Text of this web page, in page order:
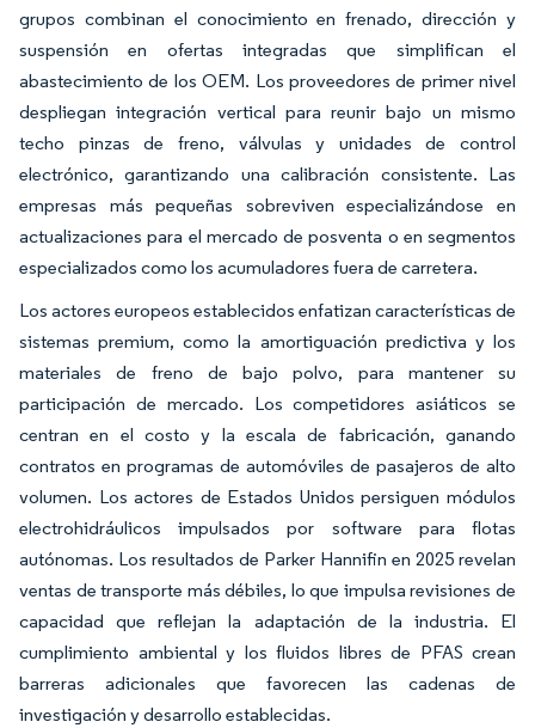
grupos combinan el conocimiento en frenado, dirección y
suspensión en ofertas integradas que simplifican el
abastecimiento de los OEM. Los proveedores de primer nivel
despliegan integración vertical para reunir bajo un mismo
techo pinzas de freno, válvulas y unidades de control
electrónico, garantizando una calibración consistente. Las
empresas más pequeñas sobreviven especializándose en
actualizaciones para el mercado de posventa o en segmentos
especializados como los acumuladores fuera de carretera.
Los actores europeos establecidos enfatizan características de
sistemas premium, como la amortiguación predictiva y los
materiales de freno de bajo polvo, para mantener su
participación de mercado. Los competidores asiáticos se
centran en el costo y la escala de fabricación, ganando
contratos en programas de automóviles de pasajeros de alto
volumen. Los actores de Estados Unidos persiguen módulos
electrohidráulicos impulsados por software para flotas
autónomas. Los resultados de Parker Hannifin en 2025 revelan
ventas de transporte más débiles, lo que impulsa revisiones de
capacidad que reflejan la adaptación de la industria. El
cumplimiento ambiental y los fluidos libres de PFAS crean
barreras adicionales que favorecen las cadenas de
investigación y desarrollo establecidas.